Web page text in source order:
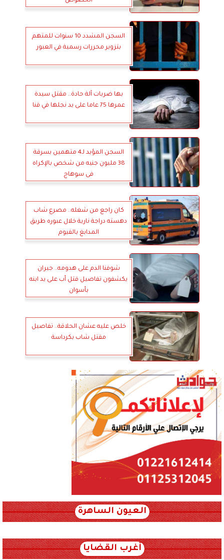
السجن المشدد 10 سنوات للمتهم
بتزوير محررات رسمية في العبور
بها ضربات آلة حادة.. مقتل سيدة
عمرها 75 عاما على يد نجلها في قنا
السجن المؤبد لـ4 متهمين بسرقة
38 مليون جنيه من شخص بالإكراه
فى سوهاج
كان راجع من شغله.. مصرع شاب
دهسته دراجة نارية خلال عبوره طريق
المدابغ بالفيوم
شوفنا الدم على هدومه.. جيران
يكشفون تفاصيل قتل أب على يد ابنه
بأسوان
خلص عليه عشان الحلاقة.. تفاصيل
مقتل شاب بكرداسة
العيون الساهرة
أغرب القضايا